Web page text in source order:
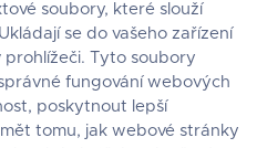
soubory, které slouží
se do vašeho zařízení
Tyto soubory
fungování webových
poskytnout lepší
tomu, jak webové stránky